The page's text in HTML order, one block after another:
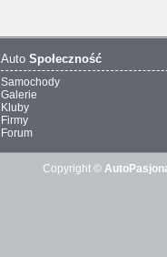
Auto Społeczność
Samochody
Galerie
Kluby
Firmy
Forum
Copyright ©